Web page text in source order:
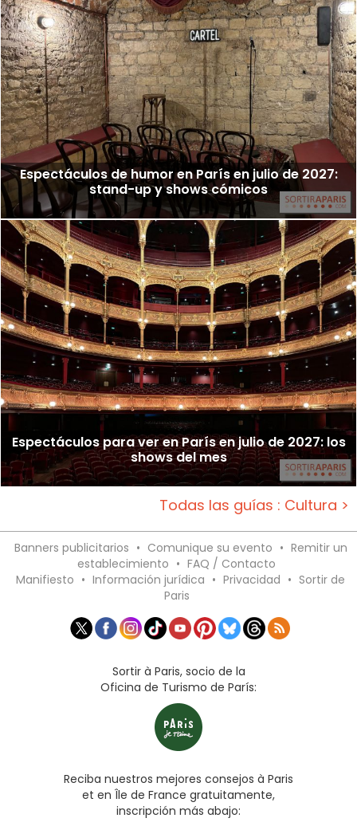
Espectáculos de humor en París en julio de 2027:
stand-up y shows cómicos
Espectáculos para ver en París en julio de 2027: los
shows del mes
Todas las guías : Cultura >
Banners publicitarios • Comunique su evento • Remitir un
establecimiento • FAQ / Contacto
Manifiesto • Información jurídica • Privacidad • Sortir de
Paris
Sortir à Paris, socio de la
Oficina de Turismo de París:
Reciba nuestros mejores consejos à Paris
et en Île de France gratuitamente,
inscripción más abajo: